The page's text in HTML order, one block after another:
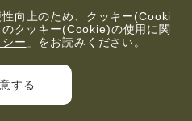
向上のため、クッキー(Cooki
クッキー(Cookie)の使用に関
ー 」をお読みください。
する